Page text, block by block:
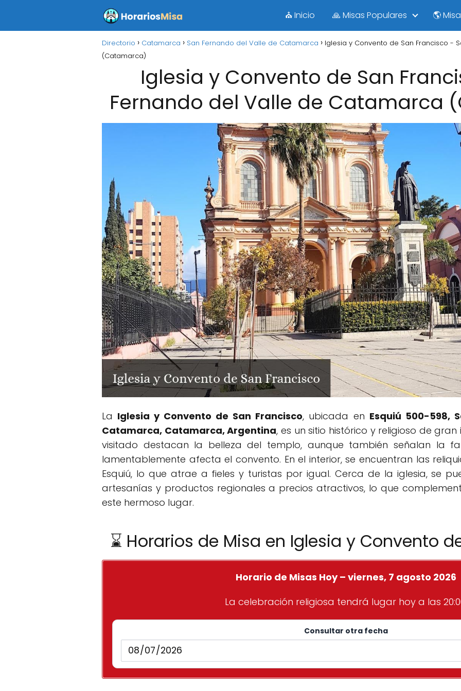
⛪ Inicio 🙏 Misas Populares 🌎
Directorio Catamarca San Fernando del Valle de Catamarca
Iglesia y Convento de San Francisco -
(Catamarca)
Iglesia y Convento de San
Fernando del Valle de Catamarca
La Iglesia y Convento de San Francisco, ubicada en Esquiú 500-598,
Catamarca, Catamarca, Argentina, es un sitio histórico y religioso de
visitado destacan la belleza del templo, aunque también señalan la
lamentablemente afecta el convento. En el interior, se encuentran las
Esquiú, lo que atrae a fieles y turistas por igual. Cerca de la iglesia, se
artesanías y productos regionales a precios atractivos, lo que
este hermoso lugar.
⌛ Horarios de Misa en Iglesia y Convento
Horario de Misas Hoy – viernes, 7 agosto 2026
La celebración religiosa tendrá lugar hoy a las
Consultar otra fecha